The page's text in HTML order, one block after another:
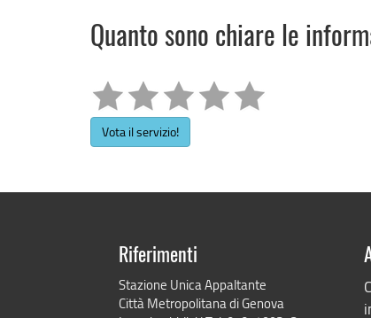
Quanto sono chiare le
Vota il servizio!
Riferimenti
Stazione Unica Appaltante
Città Metropolitana di Genova